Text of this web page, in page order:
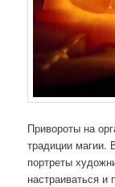
Привороты на
традиции магии.
портреты
настраиваться и